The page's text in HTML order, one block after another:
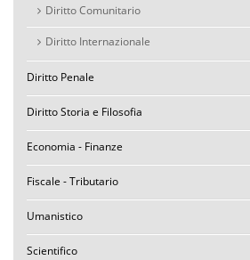
Diritto Comunitario
Diritto Internazionale
Diritto Penale
Diritto Storia e Filosofia
Economia - Finanze
Fiscale - Tributario
Umanistico
Scientifico